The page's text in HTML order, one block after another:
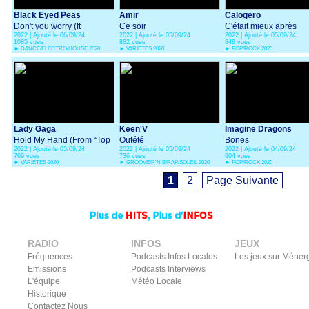
Black Eyed Peas
Don't you worry (ft
Shakira & David Guetta)
2022 | Ajouté le 06/09/24
1085 vues
► DANCE/ELECTRO/HOUSE 2020
Amir
Ce soir
2022 | Ajouté le 05/09/24
882 vues
► VARIETES 2020
Calogero
C'était mieux après
2022 | Ajouté le 05/09/24
848 vues
► POP/ROCK 2020
Lady Gaga
Hold My Hand (From “Top
Gun: Maverick”)
2022 | Ajouté le 05/09/24
769 vues
► VARIETES 2020
Keen'V
Outété
2022 | Ajouté le 05/09/24
736 vues
► GROOVE/R'N'B/RAP/SOLEIL 2020
Imagine Dragons
Bones
2022 | Ajouté le 04/09/24
904 vues
► POP/ROCK 2020
1 2 Page Suivante
RADIO
Fréquences
Emissions
L'équipe
Historique
Contactez Nous
INFOS
Podcasts Infos Locales
Podcasts Interviews
Météo Locale
JEUX
Les jeux sur